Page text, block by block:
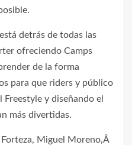
detrás de todas las
ofreciendo Camps
de la forma
para que riders y público
y diseñando el
más divertidas.
Miguel Moreno,Â